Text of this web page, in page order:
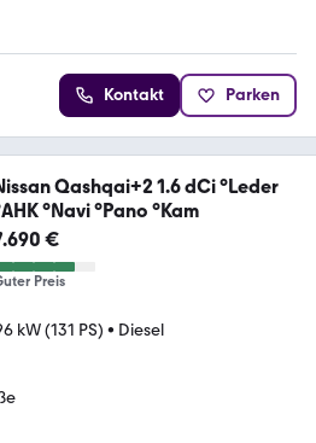
Kontakt Parken
Qashqai+2 1.6 dCi °Leder
°Navi °Pano °Kam
€
Preis
kW (131 PS) • Diesel